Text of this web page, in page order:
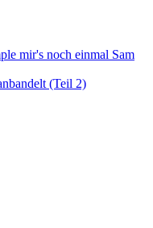
mir's noch einmal Sam
(Teil 2)